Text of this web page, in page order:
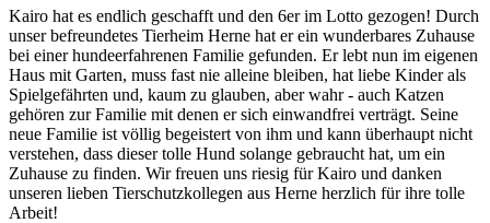
Kairo hat es endlich geschafft und den 6er im Lotto gezogen! Durch
unser befreundetes Tierheim Herne hat er ein wunderbares Zuhause
bei einer hundeerfahrenen Familie gefunden. Er lebt nun im eigenen
Haus mit Garten, muss fast nie alleine bleiben, hat liebe Kinder als
Spielgefährten und, kaum zu glauben, aber wahr - auch Katzen
gehören zur Familie mit denen er sich einwandfrei verträgt. Seine
neue Familie ist völlig begeistert von ihm und kann überhaupt nicht
verstehen, dass dieser tolle Hund solange gebraucht hat, um ein
Zuhause zu finden. Wir freuen uns riesig für Kairo und danken
unseren lieben Tierschutzkollegen aus Herne herzlich für ihre tolle
Arbeit!